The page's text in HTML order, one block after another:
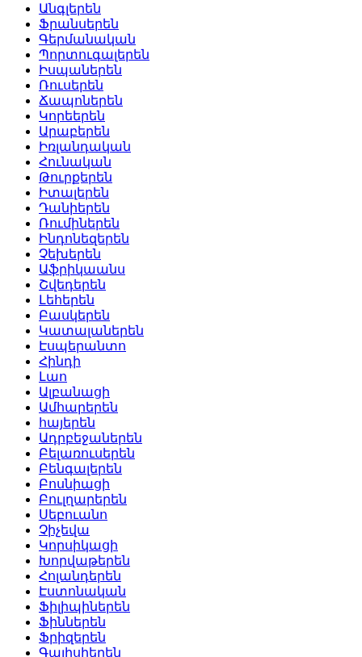
Անգլերեն
Ֆրանսերեն
Գերմանական
Պորտուգալերեն
Իսպաներեն
Ռուսերեն
Ճապոներեն
Կորեերեն
Արաբերեն
Իռլանդական
Հունական
Թուրքերեն
Իտալերեն
Դանիերեն
Ռումիներեն
Ինդոնեզերեն
Չեխերեն
Աֆրիկաանս
Շվեդերեն
Լեհերեն
Բասկերեն
Կատալաներեն
Էսպերանտո
Հինդի
Լաո
Ալբանացի
Ամհարերեն
հայերեն
Ադրբեջաներեն
Բելառուսերեն
Բենգալերեն
Բոսնիացի
Բուլղարերեն
Սեբուանո
Չիչեվա
Կորսիկացի
Խորվաթերեն
Հոլանդերեն
Էստոնական
Ֆիլիպիներեն
Ֆիններեն
Ֆրիզերեն
Գալիսիերեն